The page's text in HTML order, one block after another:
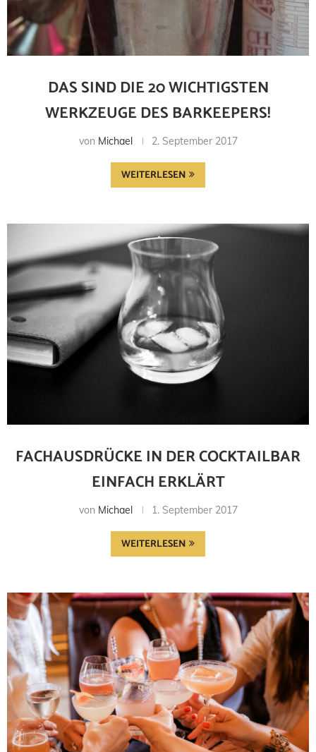
DAS SIND DIE 20 WICHTIGSTEN
WERKZEUGE DES BARKEEPERS!
von Michael 2. September 2017
WEITERLESEN
FACHAUSDRÜCKE IN DER COCKTAILBAR
EINFACH ERKLÄRT
von Michael 1. September 2017
WEITERLESEN